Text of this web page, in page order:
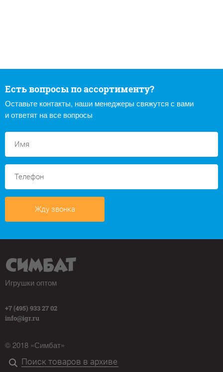
Есть вопросы по ассортименту?
Оставьте контакты, наши менеджеры свяжутся с вами
и ответят на все вопросы
Жду звонка
Игрушки оптом
+7 (495) 933 27 02
info@igr.ru
© 2018 «Симбат»